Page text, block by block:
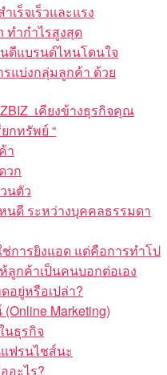
เร็จเร็วและแรง
ทำกำไรสูงสุด
ดีแบรนด์ไหนโดนใจ
แบ่งกลุ่มลูกค้า ด้วย
เคียงข้างธุรกิจคุณ
กทรัพย์ “
า
วก
นตัว
นดี ระหว่างบุคคลธรรมดา
การยิงแอด แต่คือการทำโป
กค้าเป็นคนบอกต่อเอง
อยู่หรือเปล่า?
Marketing)
นธุรกิจ
ฟรนไชส์นะ
อะไร?